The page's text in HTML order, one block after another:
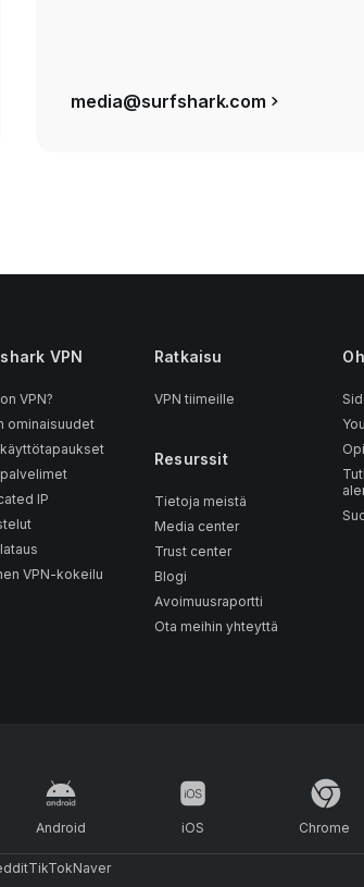
media@surfshark.com
VPN
VPN?
ominaisuudet
IP
VPN-kokeilu
Ratkaisu
VPN tiimeille
Resurssit
Tietoja meistä
Media center
Trust center
Blogi
Avoimuusraportti
Ota meihin yhteyttä
Android iOS Chrome
TikTokNaver